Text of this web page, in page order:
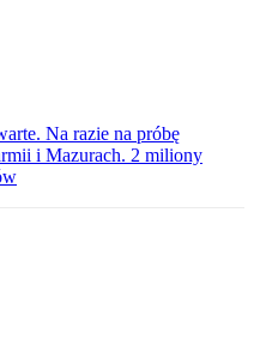
Na razie na próbę
i Mazurach. 2 miliony